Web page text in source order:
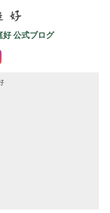
好 公式ブログ